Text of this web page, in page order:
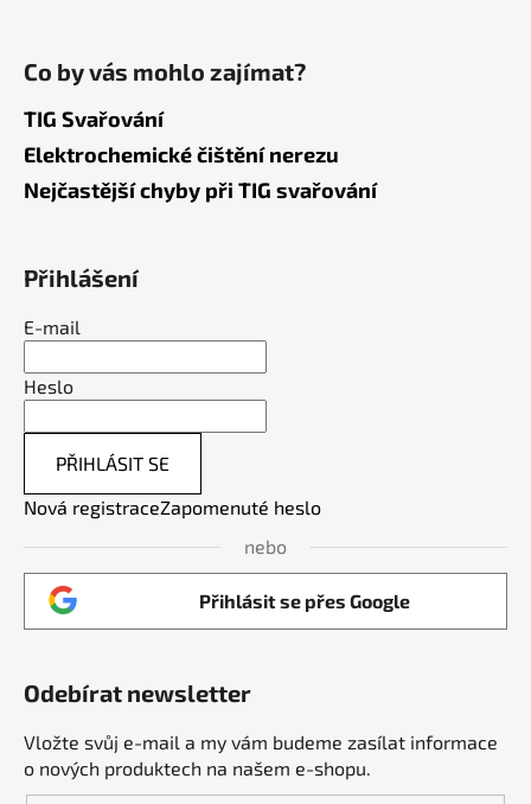
Co by vás mohlo zajímat?
TIG Svařování
Elektrochemické čištění nerezu
Nejčastější chyby při TIG svařování
Přihlášení
E-mail
Heslo
PŘIHLÁSIT SE
Nová registraceZapomenuté heslo
nebo
Přihlásit se přes Google
Odebírat newsletter
Vložte svůj e-mail a my vám budeme zasílat informace
o nových produktech na našem e-shopu.